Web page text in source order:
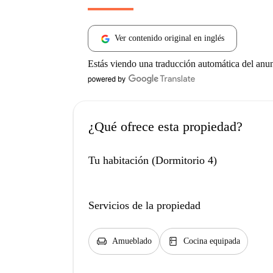
Ver contenido original en inglés
Estás viendo una traducción automática del
¿Qué ofrece esta propiedad?
Tu habitación (Dormitorio 4)
Servicios de la propiedad
chair Amueblado kitchen Cocina equipada